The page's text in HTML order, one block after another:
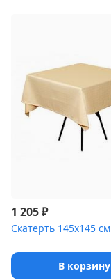
1 205₽
В корзину